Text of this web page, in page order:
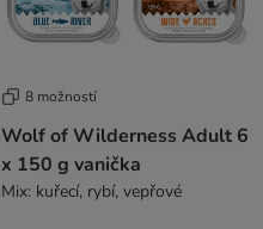
8 možností
Wolf of Wilderness Adult 6
x 150 g vanička
Mix: kuřecí, rybí, vepřové